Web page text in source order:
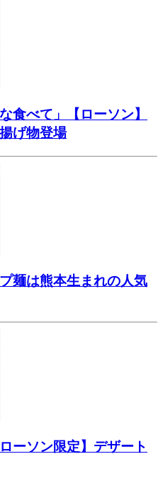
食べて」【ローソン】
げ物登場
麺は熊本生まれの人気
ーソン限定】デザート